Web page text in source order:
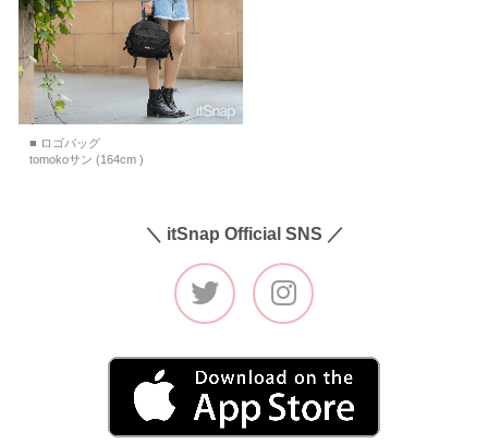
■ ロゴバッグ
tomokoサン (164cm )
＼ itSnap Official SNS ／